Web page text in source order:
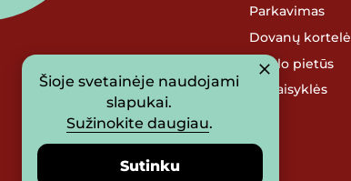
Parkavimas
Dovanų kortelė
Verslo pietūs
PC taisyklės
Šioje svetainėje naudojami
slapukai.
Sužinokite daugiau.
Sutinku